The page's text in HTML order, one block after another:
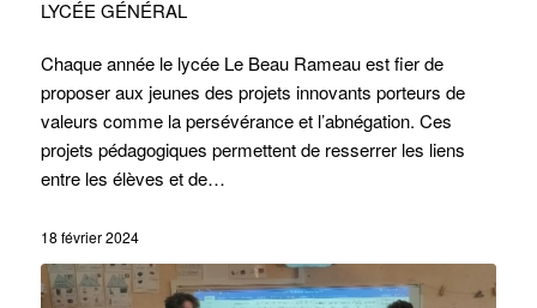
LYCÉE GÉNÉRAL
Chaque année le lycée Le Beau Rameau est fier de
proposer aux jeunes des projets innovants porteurs de
valeurs comme la persévérance et l’abnégation. Ces
projets pédagogiques permettent de resserrer les liens
entre les élèves et de…
18 février 2024